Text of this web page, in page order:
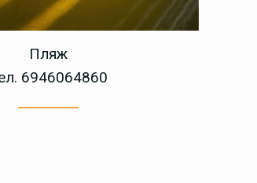
Пляж
6946064860